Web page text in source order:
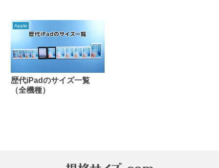
Apple
歴代iPadのサイズ一覧
（全機種）